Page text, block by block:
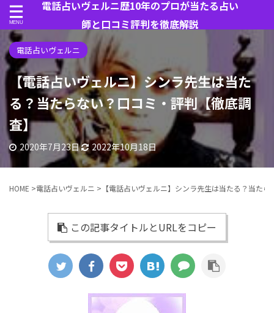
電話占いヴェルニ歴10年のプロが当たる占い
師と口コミ評判を徹底解説
電話占いヴェルニ
【電話占いヴェルニ】シンラ先生は当た
る？当たらない？口コミ・評判【徹底調
査】
2020年7月23日 2022年10月18日
HOME >電話占いヴェルニ > 【電話占いヴェルニ】シンラ先生は当たる？当た
この記事タイトルとURLをコピー